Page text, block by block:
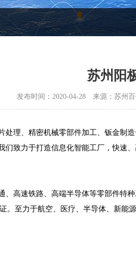
苏州阳
发布时间：2020-04-28 来源：苏州
理、精密机械零部件加工、钣金
致力于打造信息化智能工厂，快速、
、高速铁路、高端半导体等零部件
。至力于航空、医疗、半导体、新能